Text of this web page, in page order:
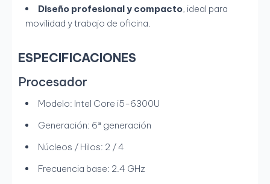
Diseño profesional y compacto, ideal para
movilidad y trabajo de oficina.
ESPECIFICACIONES
Procesador
Modelo: Intel Core i5-6300U
Generación: 6ª generación
Núcleos / Hilos: 2 / 4
Frecuencia base: 2.4 GHz